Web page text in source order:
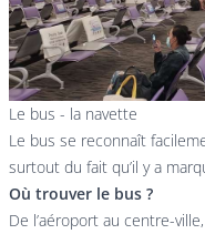
Le bus - la navette
Le bus se reconnaît
surtout du fait qu’il y a
Où trouver le bus ?
De l’aéroport au centre-